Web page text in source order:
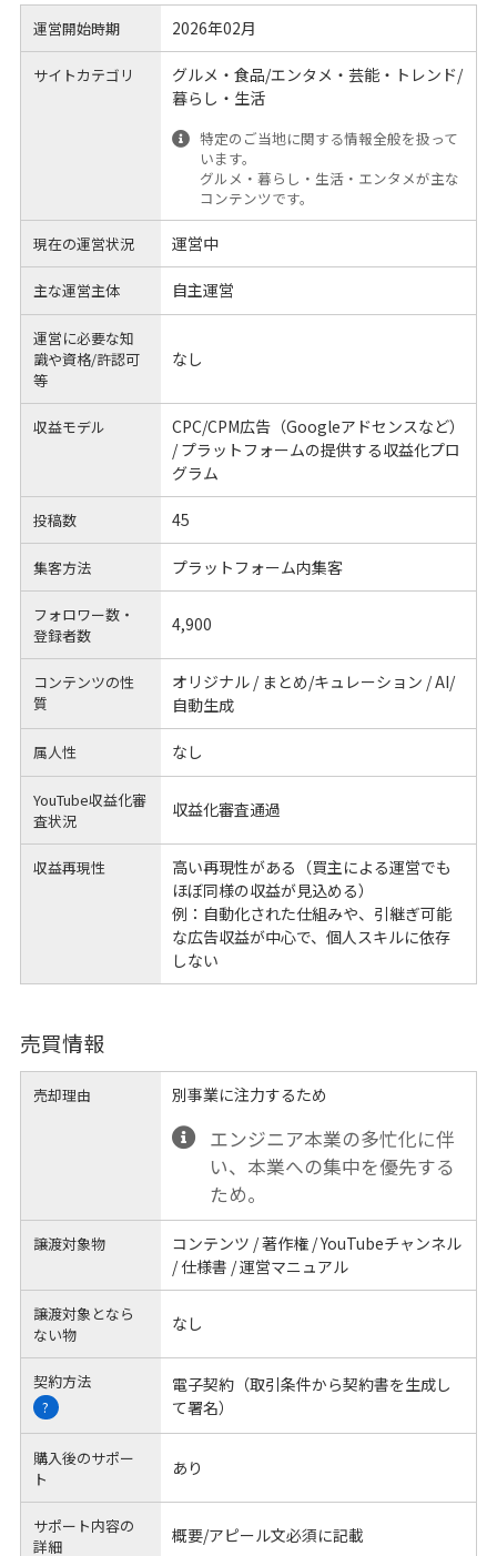
運営開始時期 2026年02月
サイトカテゴリ
グルメ・食品/エンタメ・芸能・トレンド/
暮らし・生活
特定のご当地に関する情報全般を扱って
います。
グルメ・暮らし・生活・エンタメが主な
コンテンツです。
現在の運営状況 運営中
主な運営主体 自主運営
運営に必要な知
識や資格/許認可
等
なし
収益モデル
CPC/CPM広告（Googleアドセンスなど）
/ プラットフォームの提供する収益化プロ
グラム
投稿数 45
集客方法 プラットフォーム内集客
フォロワー数・
登録者数
4,900
コンテンツの性
質
オリジナル / まとめ/キュレーション / AI/
自動生成
属人性 なし
YouTube収益化審
査状況
収益化審査通過
収益再現性
高い再現性がある（買主による運営でも
ほぼ同様の収益が見込める）
例：自動化された仕組みや、引継ぎ可能
な広告収益が中心で、個人スキルに依存
しない
売買情報
売却理由 別事業に注力するため
エンジニア本業の多忙化に伴
い、本業への集中を優先する
ため。
譲渡対象物
コンテンツ / 著作権 / YouTubeチャンネル
/ 仕様書 / 運営マニュアル
譲渡対象となら
ない物
なし
契約方法
?
電子契約（取引条件から契約書を生成し
て署名）
購入後のサポー
ト
あり
サポート内容の
詳細
概要/アピール文必須に記載